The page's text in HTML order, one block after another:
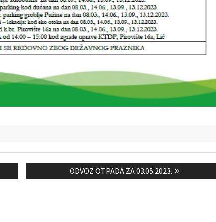
Next
post:
ODVOZ OTPADA ZA 03.05.2023.